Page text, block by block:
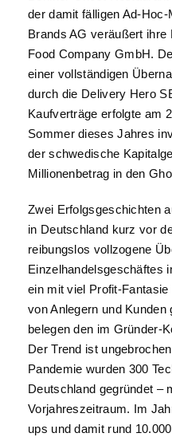
der damit fälligen Ad-
Brands AG veräußert ihre
Food Company GmbH.
einer vollständigen
durch die Delivery Hero
Kaufverträge erfolgte am
Sommer dieses Jahres
der schwedische
Millionenbetrag in den
Zwei Erfolgsgeschichten
in Deutschland kurz vor
reibungslos vollzogene
Einzelhandelsgeschäftes
ein mit viel Profit-
von Anlegern und
belegen den im Gründer-
Der Trend ist
Pandemie wurden 300
Deutschland gegründet –
Vorjahreszeitraum. Im
ups und damit rund